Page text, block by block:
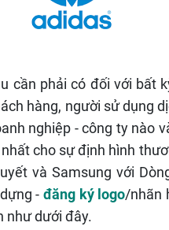
cần phải có đối với bất
hàng, người sử dụng
nghiệp - công ty nào
cho sự định hình
và Samsung với
-đăng ký logo/nhãn
như dưới đây.